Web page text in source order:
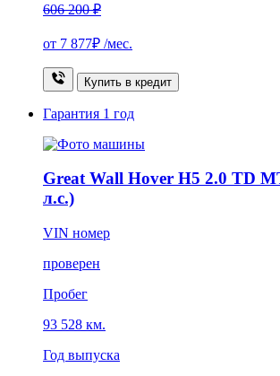
606 200 ₽
от 7 877₽ /мес.
Купить в кредит
Гарантия 1 год
Great Wall Hover H5 2.0 TD
л.с.)
VIN номер
проверен
Пробег
93 528 км.
Год выпуска